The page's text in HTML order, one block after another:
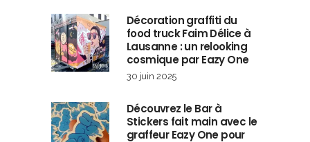
Décoration graffiti du
food truck Faim Délice à
Lausanne : un relooking
cosmique par Eazy One
30 juin 2025
Découvrez le Bar à
Stickers fait main avec le
graffeur Eazy One pour